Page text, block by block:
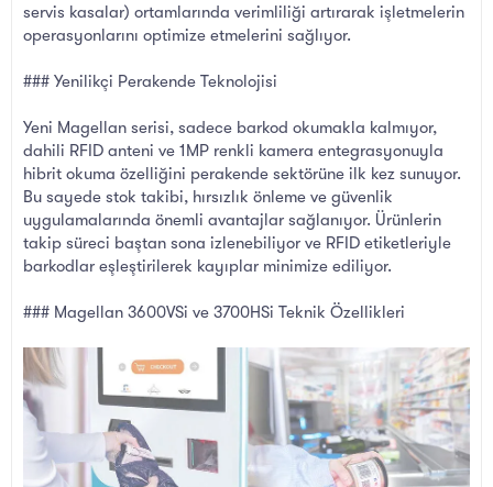
servis kasalar) ortamlarında verimliliği artırarak işletmelerin
operasyonlarını optimize etmelerini sağlıyor.
### Yenilikçi Perakende Teknolojisi
Yeni Magellan serisi, sadece barkod okumakla kalmıyor,
dahili RFID anteni ve 1MP renkli kamera entegrasyonuyla
hibrit okuma özelliğini perakende sektörüne ilk kez sunuyor.
Bu sayede stok takibi, hırsızlık önleme ve güvenlik
uygulamalarında önemli avantajlar sağlanıyor. Ürünlerin
takip süreci baştan sona izlenebiliyor ve RFID etiketleriyle
barkodlar eşleştirilerek kayıplar minimize ediliyor.
### Magellan 3600VSi ve 3700HSi Teknik Özellikleri